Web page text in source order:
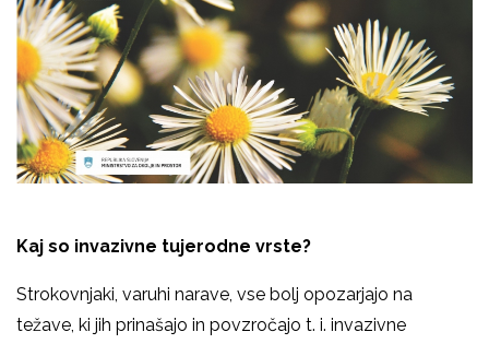
Kaj so invazivne tujerodne vrste?
Strokovnjaki, varuhi narave, vse bolj opozarjajo na
težave, ki jih prinašajo in povzročajo t. i. invazivne